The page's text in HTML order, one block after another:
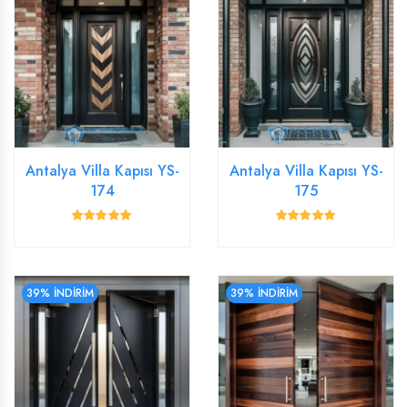
Antalya Villa Kapısı YS-
174
Antalya Villa Kapısı YS-
175
39% İNDİRİM 39% İNDİRİM